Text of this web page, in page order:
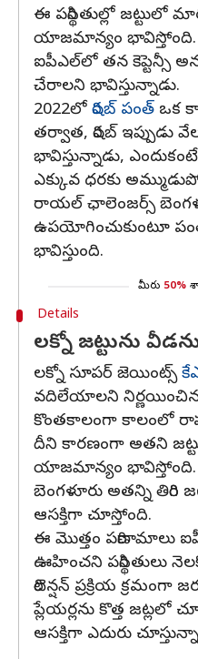
ఈ పరిస్థితుల్లో జట్టులో
యాజమాన్యం
ఐపీఎల్‌లో తన కెప్టెన్సీ
చేరాలని భావిస్తున్నాడు.
2022లో రిషబ్ పంత్ ఒక
తర్వాత, రిషబ్ ఇప్పుడు
భావిస్తున్నాడు,
ఎక్కువ ధరకు
రాయల్ ఛాలెంజర్స్
ఉపయోగించుకుంటూ
భావిస్తుంది.
మీరు 50%
Details
లక్నో జట్టును
లక్నో సూపర్ జెయింట్స్
వదిలేయాలని
కొంతకాలంగా కాలంలో
దీని కారణంగా అతని
యాజమాన్యం
బెంగళూరు అతన్ని తిరిగి
ఆసక్తిగా చూస్తోంది.
ఈ మొత్తం పరిణామాలు
ఊహించని పరిస్థితులు
రిటెన్షన్ ప్రక్రియ క్రమంగా
ప్లేయర్లను కొత్త జట్లలో
ఆసక్తిగా ఎదురు